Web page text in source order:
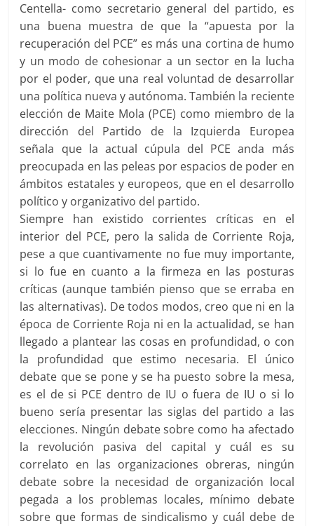
Centella- como secretario general del partido, es
una buena muestra de que la “apuesta por la
recuperación del PCE” es más una cortina de humo
y un modo de cohesionar a un sector en la lucha
por el poder, que una real voluntad de desarrollar
una política nueva y autónoma. También la reciente
elección de Maite Mola (PCE) como miembro de la
dirección del Partido de la Izquierda Europea
señala que la actual cúpula del PCE anda más
preocupada en las peleas por espacios de poder en
ámbitos estatales y europeos, que en el desarrollo
político y organizativo del partido.
Siempre han existido corrientes críticas en el
interior del PCE, pero la salida de Corriente Roja,
pese a que cuantivamente no fue muy importante,
si lo fue en cuanto a la firmeza en las posturas
críticas (aunque también pienso que se erraba en
las alternativas). De todos modos, creo que ni en la
época de Corriente Roja ni en la actualidad, se han
llegado a plantear las cosas en profundidad, o con
la profundidad que estimo necesaria. El único
debate que se pone y se ha puesto sobre la mesa,
es el de si PCE dentro de IU o fuera de IU o si lo
bueno sería presentar las siglas del partido a las
elecciones. Ningún debate sobre como ha afectado
la revolución pasiva del capital y cuál es su
correlato en las organizaciones obreras, ningún
debate sobre la necesidad de organización local
pegada a los problemas locales, mínimo debate
sobre que formas de sindicalismo y cuál debe de